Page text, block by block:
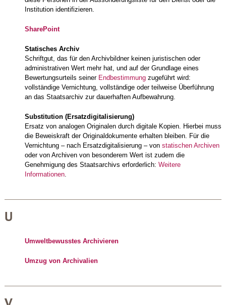
Institution identifizieren.
SharePoint
Statisches Archiv
Schriftgut, das für den Archivbildner keinen juristischen oder
administrativen Wert mehr hat, und auf der Grundlage eines
Bewertungsurteils seiner Endbestimmungzugeführt wird:
vollständige Vernichtung, vollständige oder teilweise Überführung
an das Staatsarchiv zur dauerhaften Aufbewahrung.
Substitution (Ersatzdigitalisierung)
Ersatz von analogen Originalen durch digitale Kopien. Hierbei muss
die Beweiskraft der Originaldokumente erhalten bleiben. Für die
Vernichtung – nach Ersatzdigitalisierung – von statischen Archiven
oder von Archiven von besonderem Wert ist zudem die
Genehmigung des Staatsarchivs erforderlich: Weitere
Informationen.
U
Umweltbewusstes Archivieren
Umzug von Archivalien